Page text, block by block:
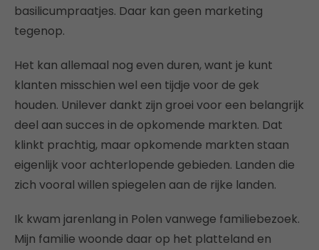
basilicumpraatjes. Daar kan geen marketing
tegenop.
Het kan allemaal nog even duren, want je kunt
klanten misschien wel een tijdje voor de gek
houden. Unilever dankt zijn groei voor een belangrijk
deel aan succes in de opkomende markten. Dat
klinkt prachtig, maar opkomende markten staan
eigenlijk voor achterlopende gebieden. Landen die
zich vooral willen spiegelen aan de rijke landen.
Ik kwam jarenlang in Polen vanwege familiebezoek.
Mijn familie woonde daar op het platteland en